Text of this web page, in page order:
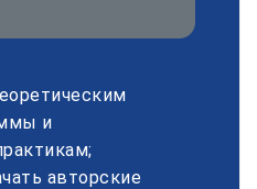
и
авторские